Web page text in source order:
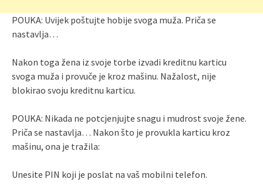
POUKA: Uvijek poštujte hobije svoga muža. Priča se
nastavlja…
Nakon toga žena iz svoje torbe izvadi kreditnu karticu
svoga muža i provuče je kroz mašinu. Nažalost, nije
blokirao svoju kreditnu karticu.
POUKA: Nikada ne potcjenjujte snagu i mudrost svoje žene.
Priča se nastavlja… Nakon što je provukla karticu kroz
mašinu, ona je tražila:
Unesite PIN koji je poslat na vaš mobilni telefon.